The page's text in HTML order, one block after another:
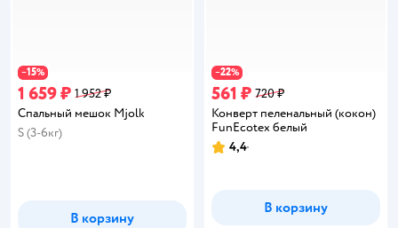
−15%
1 659 ₽ 1 952 ₽
Спальный мешок Mjolk
S (3-6кг)
В корзину
−22%
561 ₽ 720 ₽
Конверт пеленальный (кокон)
FunEcotex белый
Рейтинг:
4,4
В корзину